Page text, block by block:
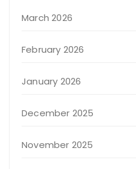
March 2026
February 2026
January 2026
December 2025
November 2025